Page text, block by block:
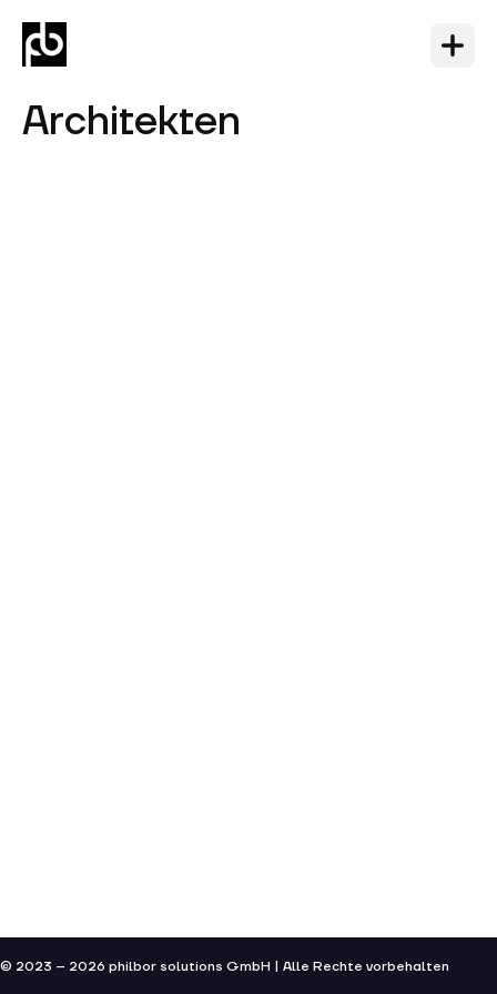
Architekten
© 2023 – 2026 philbor solutions GmbH | Alle Rechte vorbehalten